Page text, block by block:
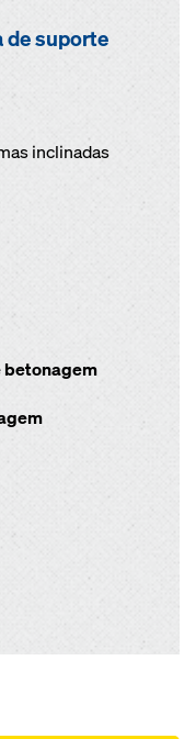
suporte
inclinadas
betonagem